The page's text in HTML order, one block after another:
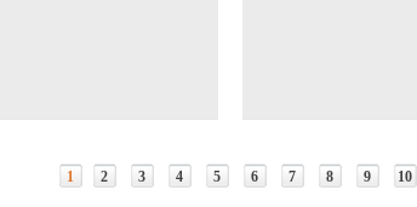
1 2 3 4 5 6 7 8 9 10